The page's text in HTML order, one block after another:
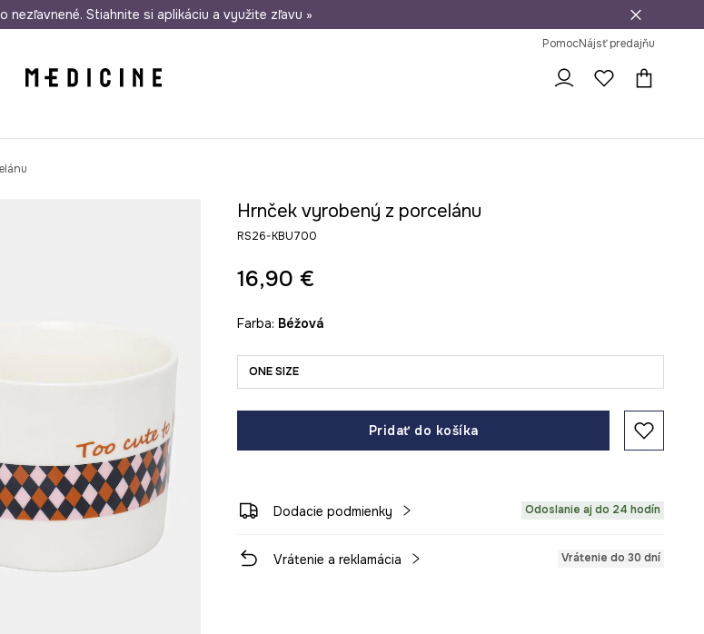
Odoslanie aj do 24 hodín 30 dní na vrátenie tovaru
nezľavnené. Stiahnite si aplikáciu a využite zľavu »
PomocNájsť predajňu
Hrnček vyrobený z porcelánu
RS26-KBU700
16,90 €
Farba: béžová
ONE SIZE
Pridať do košíka
Dodacie podmienky Odoslanie aj do 24 hodín
Vrátenie a reklamácia Vrátenie do 30 dní